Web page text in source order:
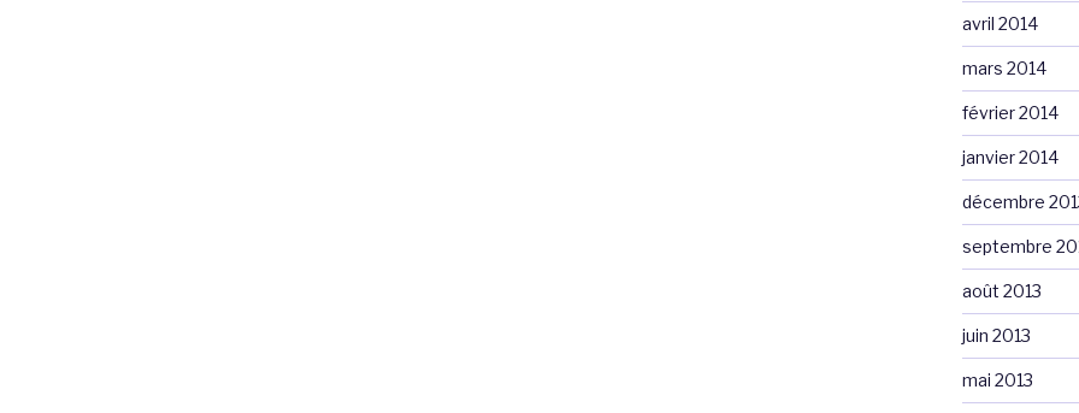
avril 2014
mars 2014
février 2014
janvier 2014
décembre
septembre
août 2013
juin 2013
mai 2013